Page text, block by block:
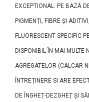
EXCEPTIONAL. PE BAZĂ
PIGMENȚI, FIBRE ȘI
FLUORESCENT SPECIFIC
DISPONIBIL ÎN MAI MULTE
AGREGATELOR (CALCAR
ÎNTREȚINERE SI ARE
DE ÎNGHEȚ-DEZGHEȚ ȘI